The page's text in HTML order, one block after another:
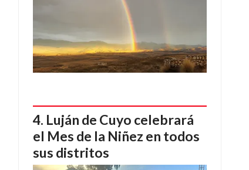
Luján de Cuyo celebrará
el Mes de la Niñez en todos
sus distritos